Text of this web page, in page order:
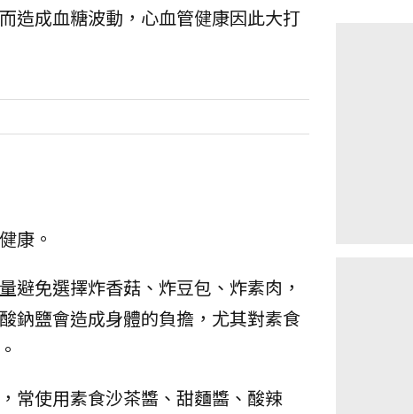
造成血糖波動，心血管健康因此大打
康。
避免選擇炸香菇、炸豆包、炸素肉，
鈉鹽會造成身體的負擔，尤其對素食
常使用素食沙茶醬、甜麵醬、酸辣